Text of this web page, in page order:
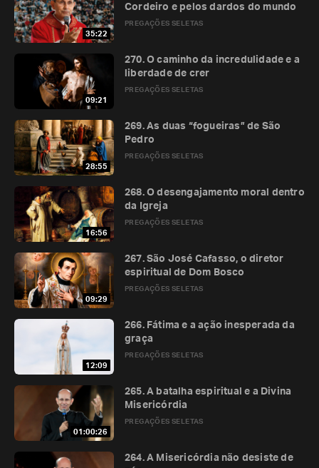
35:22
PREGAÇÕES SELETAS
Cordeiro e pelos dardos do mundo
09:21
PREGAÇÕES SELETAS
270. O caminho da incredulidade e a
liberdade de crer
28:55
PREGAÇÕES SELETAS
269. As duas “fogueiras” de São
Pedro
16:56
PREGAÇÕES SELETAS
268. O desengajamento moral dentro
da Igreja
09:29
PREGAÇÕES SELETAS
267. São José Cafasso, o diretor
espiritual de Dom Bosco
12:09
PREGAÇÕES SELETAS
266. Fátima e a ação inesperada da
graça
01:00:26
PREGAÇÕES SELETAS
265. A batalha espiritual e a Divina
Misericórdia
264. A Misericórdia não desiste de